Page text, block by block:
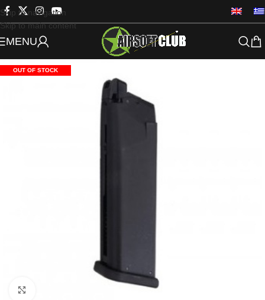
Skip to navigation
Skip to main content
MENU
OUT OF STOCK